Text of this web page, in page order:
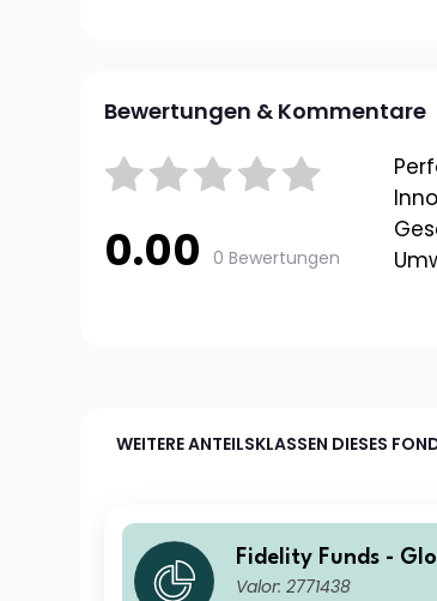
Bewertungen & Kommentare
0.00 0 Bewertungen
WEITERE ANTEILSKLASSEN DIESES
Fidelity Funds -
Asset Growth &
Valor: 2771438